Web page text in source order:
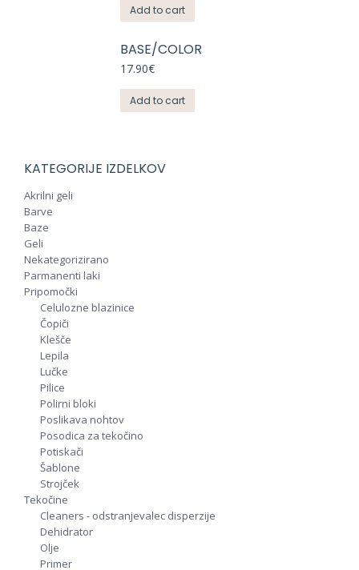
Add to cart
BASE/COLOR
17.90€
Add to cart
KATEGORIJE IZDELKOV
Akrilni geli
Barve
Baze
Geli
Nekategorizirano
Parmanenti laki
Pripomočki
Celulozne blazinice
Čopiči
Klešče
Lepila
Lučke
Pilice
Polirni bloki
Poslikava nohtov
Posodica za tekočino
Potiskači
Šablone
Strojček
Tekočine
Cleaners - odstranjevalec disperzije
Dehidrator
Olje
Primer